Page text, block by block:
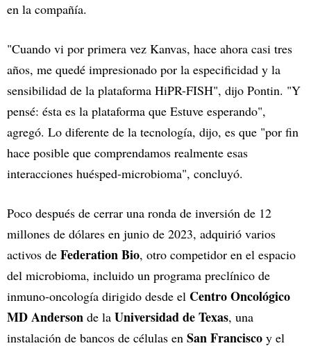
en la compañía.
"Cuando vi por primera vez Kanvas, hace ahora casi tres
años, me quedé impresionado por la especificidad y la
sensibilidad de la plataforma HiPR-FISH", dijo Pontin. "Y
pensé: ésta es la plataforma que Estuve esperando",
agregó. Lo diferente de la tecnología, dijo, es que "por fin
hace posible que comprendamos realmente esas
interacciones huésped-microbioma", concluyó.
Poco después de cerrar una ronda de inversión de 12
millones de dólares en junio de 2023, adquirió varios
activos de Federation Bio, otro competidor en el espacio
del microbioma, incluido un programa preclínico de
inmuno-oncología dirigido desde el Centro Oncológico
MD Anderson de la Universidad de Texas, una
instalación de bancos de células en San Francisco y el